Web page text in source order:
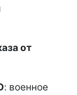
от
: военное